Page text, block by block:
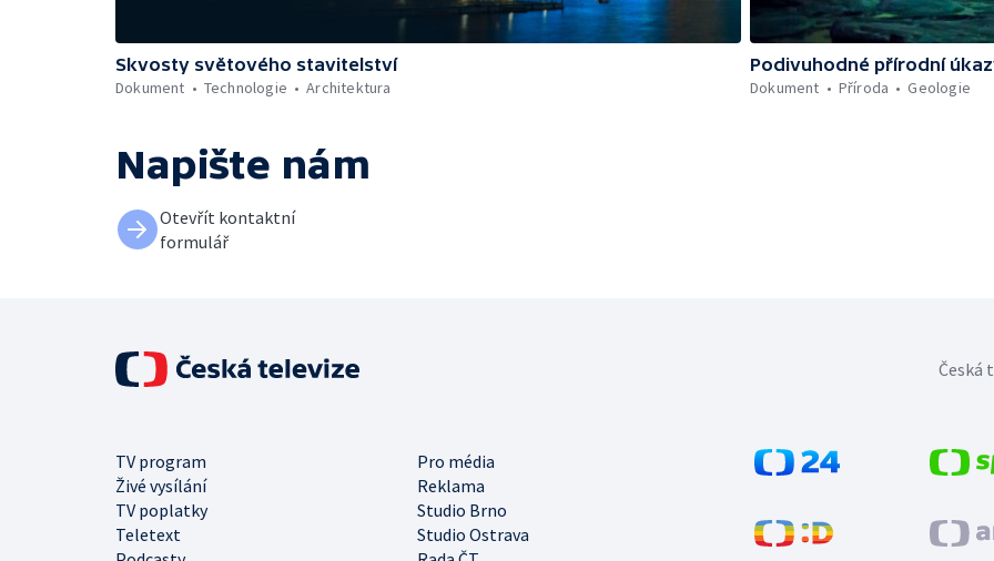
Skvosty světového stavitelství
Dokument
Technologie Architektura
Podivuhodné přírodní
Dokument
Příroda Geologie
Napište nám
Otevřít kontaktní
formulář
TV program
Pro média
Živé vysílání
Reklama
TV poplatky
Studio Brno
Teletext
Studio Ostrava
Česká